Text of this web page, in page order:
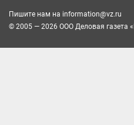
Пишите нам на information@vz.ru
© 2005 — 2026 ООО Деловая газета